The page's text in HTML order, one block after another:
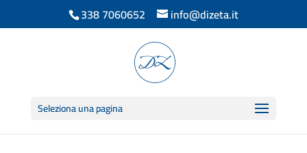
338 7060652 info@dizeta.it
Seleziona una pagina